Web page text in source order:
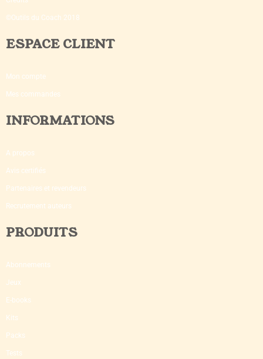
©Outils du Coach 2018
ESPACE CLIENT
Mon compte
Mes commandes
INFORMATIONS
A propos
Avis certifiés
Partenaires et revendeurs
Recrutement auteurs
PRODUITS
Abonnements
Jeux
E-books
Kits
Packs
Tests